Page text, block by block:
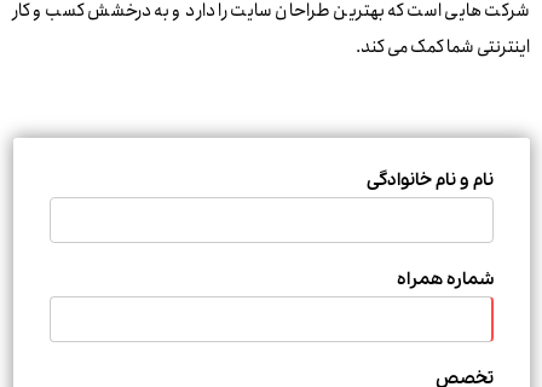
شرکت هایی است که بهترین طراحان سایت را دارد و به درخشش کسب و کار
اینترنتی شما کمک می کند.
نام و نام خانوادگی
شماره همراه
تخصص